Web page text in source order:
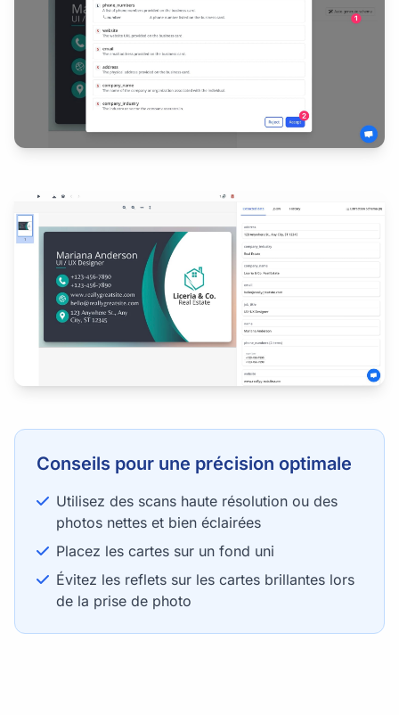
Conseils pour une précision optimale
Utilisez des scans haute résolution ou des
photos nettes et bien éclairées
Placez les cartes sur un fond uni
Évitez les reflets sur les cartes brillantes lors
de la prise de photo